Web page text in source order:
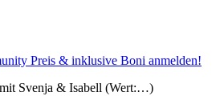
Preis & inklusive Boni anmelden!
Svenja & Isabell (Wert:…)